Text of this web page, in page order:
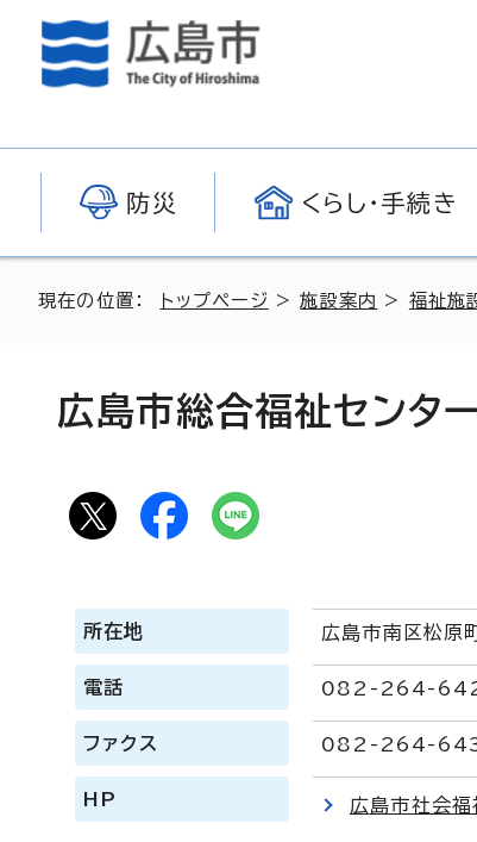
防災 くらし・手続き
現在の位置： トップページ >施設案内 > 福祉施
広島市総合福祉センター
所在地 広島市南区松
電話 082-264-
ファクス 082-264-
HP 広島市社会福